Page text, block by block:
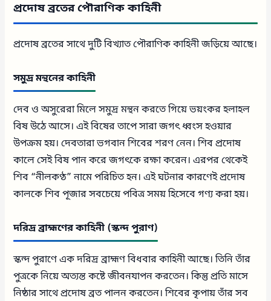
প্রদোষ ব্রতের পৌরাণিক কাহিনী
প্রদোষ ব্রতের সাথে দুটি বিখ্যাত পৌরাণিক কাহিনী জড়িয়ে আছে।
সমুদ্র মন্থনের কাহিনী
দেব ও অসুরেরা মিলে সমুদ্র মন্থন করতে গিয়ে ভয়ংকর হলাহল
বিষ উঠে আসে। এই বিষের তাপে সারা জগৎ ধ্বংস হওয়ার
উপক্রম হয়। দেবতারা ভগবান শিবের শরণ নেন। শিব প্রদোষ
কালে সেই বিষ পান করে জগৎকে রক্ষা করেন। এরপর থেকেই
শিব “নীলকণ্ঠ” নামে পরিচিত হন। এই ঘটনার কারণেই প্রদোষ
কালকে শিব পূজার সবচেয়ে পবিত্র সময় হিসেবে গণ্য করা হয়।
দরিদ্র ব্রাহ্মণের কাহিনী (স্কন্দ পুরাণ)
স্কন্দ পুরাণে এক দরিদ্র ব্রাহ্মণ বিধবার কাহিনী আছে। তিনি তাঁর
পুত্রকে নিয়ে অত্যন্ত কষ্টে জীবনযাপন করতেন। কিন্তু প্রতি মাসে
নিষ্ঠার সাথে প্রদোষ ব্রত পালন করতেন। শিবের কৃপায় তাঁর সব